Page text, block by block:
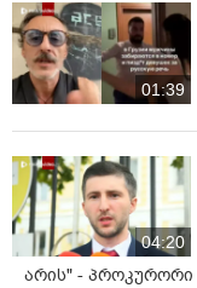
01:39
04:20
არის" - პროკურორი